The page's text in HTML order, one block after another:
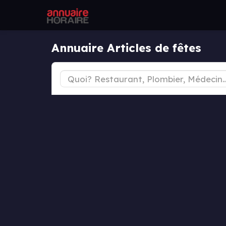
Annuaire Articles de fêtes